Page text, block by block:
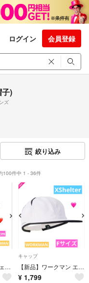
ログイン 会員登録
)
ズ
絞り込み
100件中 1 - 36件
【新品】エックスシェルター暑熱αハットシェード付き ブラック ワークマン
キャップ
【新品】ワークマン エックスシェルター 暑熱キャップ 白 帽子 ホワイト 人気
¥ 1,799